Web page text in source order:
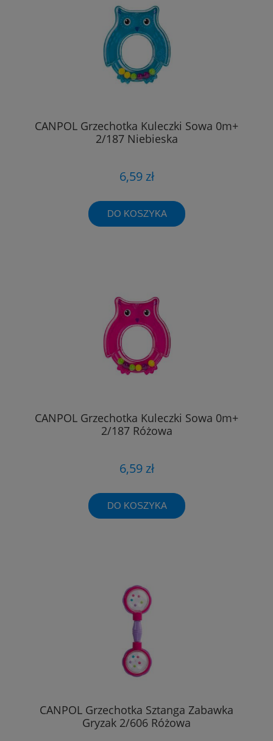
CANPOL Grzechotka Kuleczki Sowa 0m+
2/187 Niebieska
6,59 zł
DO KOSZYKA
CANPOL Grzechotka Kuleczki Sowa 0m+
2/187 Różowa
6,59 zł
DO KOSZYKA
CANPOL Grzechotka Sztanga Zabawka
Gryzak 2/606 Różowa